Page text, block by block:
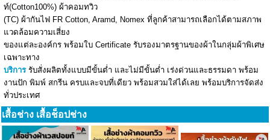
ท์(Cotton100%) ผ้าคอมทวิว
(TC) ผ้ากันไฟ FR Cotton, Aramd, Nomex ที่ลูกค้าสามารถเลือกได้ตามสภาพ
แวดล้อมความเสี่ยง
ของแต่ละองค์กร พร้อมใบ Certificate รับรองมาตรฐานของผ้าในกลุ่มผ้าพิเศษ
เฉพาะทาง
บริการ รับสั่งผลิตทั้งแบบมีขั้นต่ำ และไม่มีขั้นต่ำ เร่งด่วนและธรรมดา พร้อม
งานปัก พิมพ์ สกรีน ครบและจบที่เดียว พร้อมสวมใส่ได้เลย พร้อมบริการจัดส่ง
ทั่วประเทศ
เสื้อช่าง เสื้อช็อปช่าง